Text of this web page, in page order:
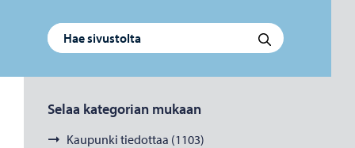
Haku: Hae
Selaa kategorian mukaan
Kaupunki tiedottaa (1103)